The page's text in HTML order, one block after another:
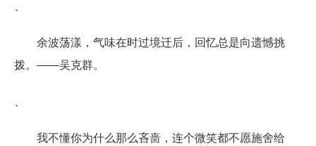
、
余波荡漾，气味在时过境迁后，回忆总是向遗憾挑
拨。――吴克群。
、
我不懂你为什么那么吝啬，连个微笑都不愿施舍给